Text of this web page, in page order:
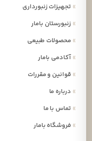
»تجهیزات زنبورداری
»زنبورستان بامار
»محصولات طبیعی
»آکادمی بامار
»قوانین و مقررات
»درباره ما
»تماس با ما
»فروشگاه بامار